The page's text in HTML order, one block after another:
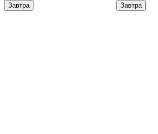
Завтра Завтра